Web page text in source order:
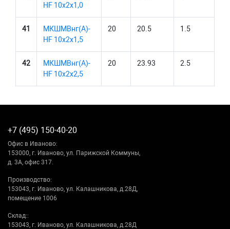
HF 10х2х1,0
41
МКШМВнг(А)-
HF 10х2х1,5
20 20.5 1.5
42
МКШМВнг(А)-
HF 10х2х2,5
20 23.93 2.5
+7 (495) 150-40-20
Офис в Иваново:
153000, г. Иваново, ул. Парижской Коммуны,
д. 3А, офис 317.
Производство:
153043, г. Иваново, ул. Калашникова, д.28Д,
помещение 1006
Склад::
153043, г. Иваново, ул. Калашникова, д.28Д